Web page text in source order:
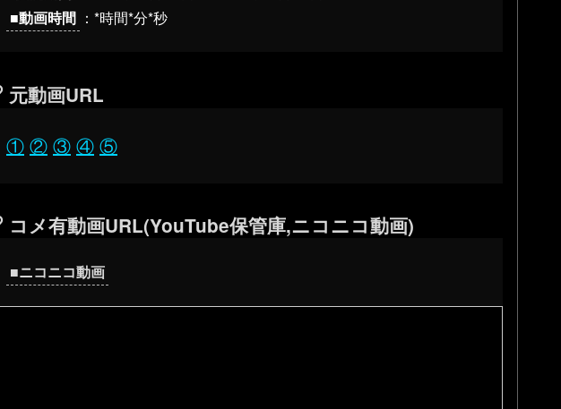
■動画時間 ：*時間*分*秒
元動画URL
① ② ③ ④ ⑤
コメ有動画URL(YouTube保管庫,ニコニコ動画)
■ニコニコ動画